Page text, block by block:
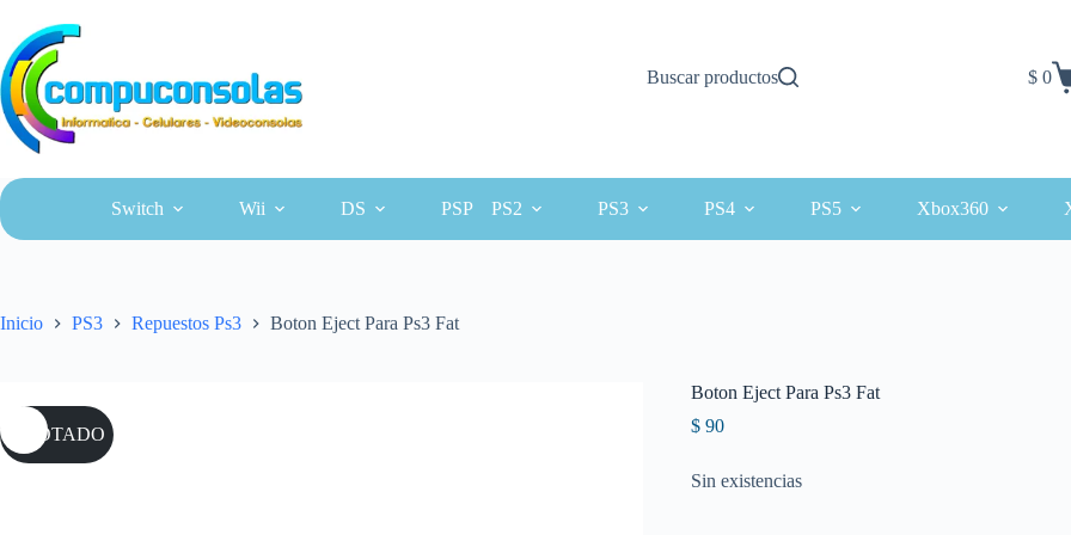
contenido
Buscar productos
Carro
$ 0
Switch Wii DS PSP PS2 PS3 PS4 PS5 Xbox360
Inicio PS3 Repuestos Ps3 Boton Eject Para Ps3 Fat
AGOTADO
Boton Eject Para Ps3 Fat
$ 90
Sin existencias